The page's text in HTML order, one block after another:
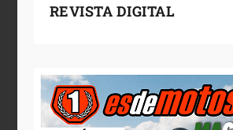
REVISTA DIGITAL